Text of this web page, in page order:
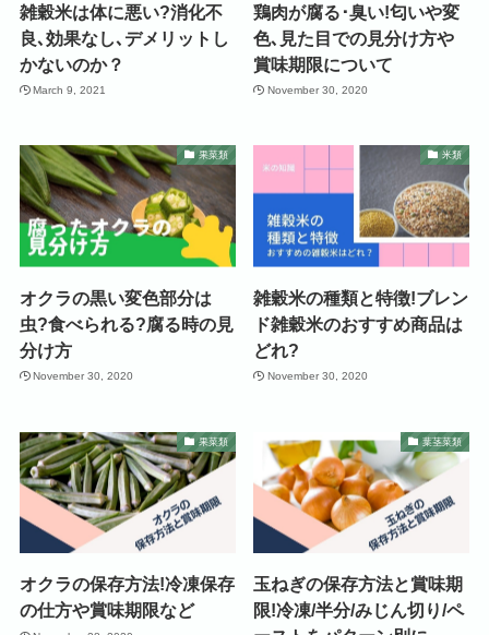
雑穀米は体に悪い?消化不
良､効果なし､デメリットし
かないのか？
March 9, 2021
鶏肉が腐る･臭い!匂いや変
色､見た目での見分け方や
賞味期限について
November 30, 2020
果菜類
オクラの黒い変色部分は
虫?食べられる?腐る時の見
分け方
November 30, 2020
米類
雑穀米の種類と特徴!ブレン
ド雑穀米のおすすめ商品は
どれ?
November 30, 2020
果菜類
オクラの保存方法!冷凍保存
の仕方や賞味期限など
葉茎菜類
玉ねぎの保存方法と賞味期
限!冷凍/半分/みじん切り/ペ